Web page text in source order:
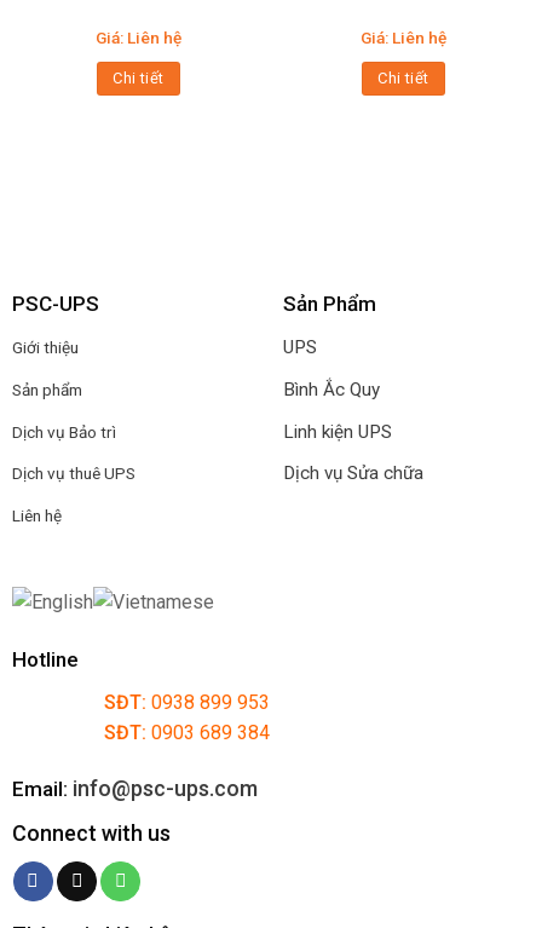
Giá: Liên hệ
Chi tiết
Giá: Liên hệ
Chi tiết
PSC-UPS
Giới thiệu
Sản phẩm
Dịch vụ Bảo trì
Dịch vụ thuê UPS
Liên hệ
Sản Phẩm
UPS
Bình Ắc Quy
Linh kiện UPS
Dịch vụ Sửa chữa
Hotline
SĐT: 0938 899 953
SĐT: 0903 689 384
Email: info@psc-ups.com
Connect with us